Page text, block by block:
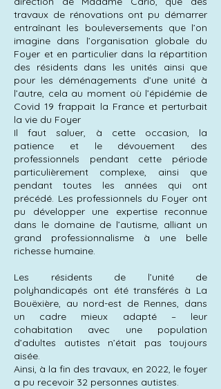
travaux de rénovations ont pu démarrer
entraînant les bouleversements que l’on
imagine dans l’organisation globale du
Foyer et en particulier dans la répartition
des résidents dans les unités ainsi que
pour les déménagements d’une unité à
l’autre, cela au moment où l’épidémie de
Covid 19 frappait la France et perturbait
la vie du Foyer
Il faut saluer, à cette occasion, la
patience et le dévouement des
professionnels pendant cette période
particulièrement complexe, ainsi que
pendant toutes les années qui ont
précédé. Les professionnels du Foyer ont
pu développer une expertise reconnue
dans le domaine de l’autisme, alliant un
grand professionnalisme à une belle
richesse humaine.
Les résidents de l’unité de
polyhandicapés ont été transférés à La
Bouëxière, au nord-est de Rennes, dans
un cadre mieux adapté – leur
cohabitation avec une population
d’adultes autistes n’était pas toujours
aisée.
Ainsi, à la fin des travaux, en 2022, le foyer
a pu recevoir 32 personnes autistes.